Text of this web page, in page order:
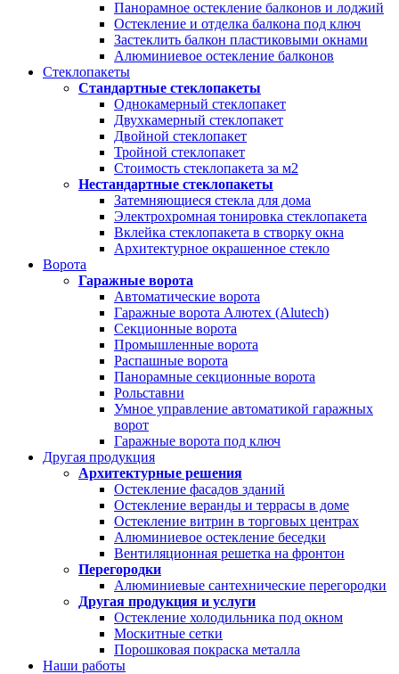
Панорамное остекление балконов и лоджий
Остекление и отделка балкона под ключ
Застеклить балкон пластиковыми окнами
Алюминиевое остекление балконов
Стеклопакеты
Стандартные стеклопакеты
Однокамерный стеклопакет
Двухкамерный стеклопакет
Двойной стеклопакет
Тройной стеклопакет
Стоимость стеклопакета за м2
Нестандартные стеклопакеты
Затемняющиеся стекла для дома
Электрохромная тонировка стеклопакета
Вклейка стеклопакета в створку окна
Архитектурное окрашенное стекло
Ворота
Гаражные ворота
Автоматические ворота
Гаражные ворота Алютех (Alutech)
Секционные ворота
Промышленные ворота
Распашные ворота
Панорамные секционные ворота
Рольставни
Умное управление автоматикой гаражных
ворот
Гаражные ворота под ключ
Другая продукция
Архитектурные решения
Остекление фасадов зданий
Остекление веранды и террасы в доме
Остекление витрин в торговых центрах
Алюминиевое остекление беседки
Вентиляционная решетка на фронтон
Перегородки
Алюминиевые сантехнические перегородки
Другая продукция и услуги
Остекление холодильника под окном
Москитные сетки
Порошковая покраска металла
Наши работы